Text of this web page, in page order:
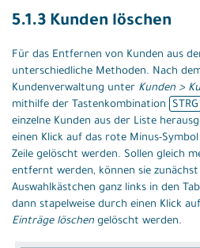
5.1.3 Kunden löschen
Für das Entfernen von Kunden aus
unterschiedliche Methoden. Nach
Kundenverwaltung unter Kunden >
mithilfe der Tastenkombination
STRG
einzelne Kunden aus der Liste
einen Klick auf das rote Minus-
Zeile gelöscht werden. Sollen gleich
entfernt werden, können sie
Auswahlkästchen ganz links in den
dann stapelweise durch einen Klick
Einträge löschen gelöscht werden.